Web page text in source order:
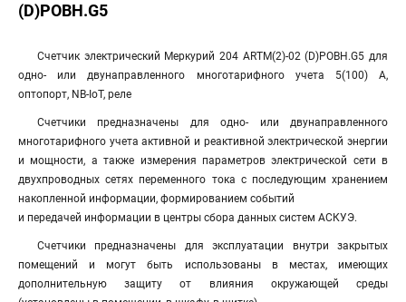
(D)POBH.G5
Счетчик электрический Меркурий 204 ARTM(2)-02 (D)POBH.G5 для
одно- или двунаправленного многотарифного учета 5(100) А,
оптопорт, NB-IoT, реле
Счетчики предназначены для одно- или двунаправленного
многотарифного учета активной и реактивной электрической энергии
и мощности, а также измерения параметров электрической сети в
двухпроводных сетях переменного тока с последующим хранением
накопленной информации, формированием событий
и передачей информации в центры сбора данных систем АСКУЭ.
Счетчики предназначены для эксплуатации внутри закрытых
помещений и могут быть использованы в местах, имеющих
дополнительную защиту от влияния окружающей среды